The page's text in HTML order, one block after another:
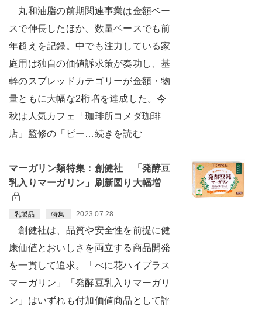
丸和油脂の前期関連事業は金額ベー
スで伸長したほか、数量ベースでも前
年超えを記録。中でも注力している家
庭用は独自の価値訴求策が奏功し、基
幹のスプレッドカテゴリーが金額・物
量ともに大幅な2桁増を達成した。今
秋は人気カフェ「珈琲所コメダ珈琲
店」監修の「ピー…続きを読む
マーガリン類特集：創健社 「発酵豆
乳入りマーガリン」刷新図り大幅増
乳製品 特集 2023.07.28
創健社は、品質や安全性を前提に健
康価値とおいしさを両立する商品開発
を一貫して追求。「べに花ハイプラス
マーガリン」「発酵豆乳入りマーガリ
ン」はいずれも付加価値商品として評